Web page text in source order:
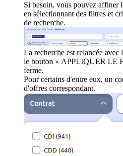
Si besoin, vous pouvez affiner
en sélectionnant des filtres et
de recherche.
La recherche est relancée
le bouton « APPLIQUER LE
ferme.
Pour certains d'entre eux, un
d'offres correspondant.